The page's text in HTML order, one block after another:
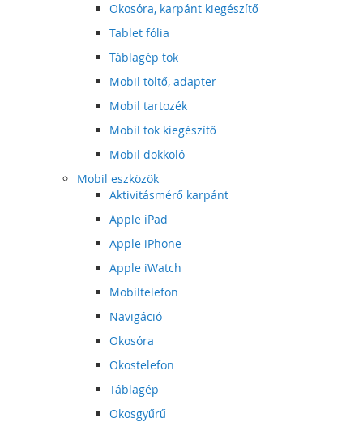
Okosóra, karpánt kiegészítő
Tablet fólia
Táblagép tok
Mobil töltő, adapter
Mobil tartozék
Mobil tok kiegészítő
Mobil dokkoló
Mobil eszközök
Aktivitásmérő karpánt
Apple iPad
Apple iPhone
Apple iWatch
Mobiltelefon
Navigáció
Okosóra
Okostelefon
Táblagép
Okosgyűrű